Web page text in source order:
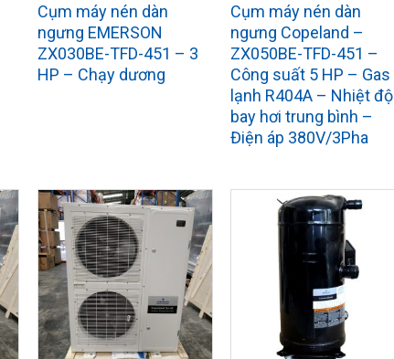
Cụm máy nén dàn
ngưng EMERSON
ZX030BE-TFD-451 – 3
HP – Chạy dương
Cụm máy nén dàn
ngưng Copeland –
ZX050BE-TFD-451 –
Công suất 5 HP – Gas
lạnh R404A – Nhiệt độ
bay hơi trung bình –
Điện áp 380V/3Pha